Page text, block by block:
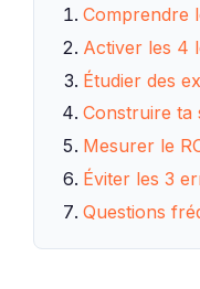
Comprendre
Activer les 4
Étudier des
Construire ta
Mesurer le
Éviter les 3
Questions